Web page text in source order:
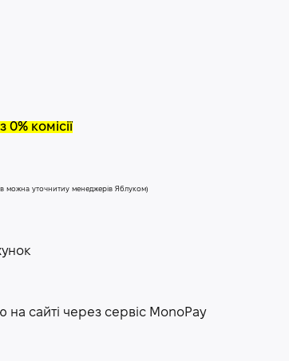
комісії
можна уточнитиу менеджерів Яблуком)
на сайті через сервіс МоnoPay